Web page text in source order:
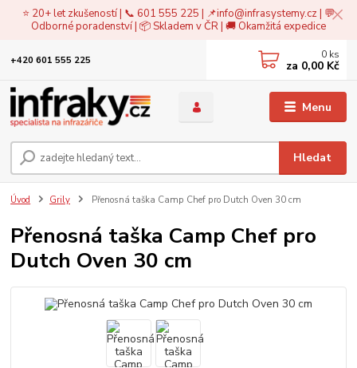
⭐ 20+ let zkušeností | 📞 601 555 225 | 📌info@infrasystemy.cz| 💬
Odborné poradenství | 📦 Skladem v ČR | 🚚 Okamžitá expedice
Menu
Hledat
+420 601 555 225 0 ks
za 0,00 Kč
Úvod Grily Přenosná taška Camp Chef pro Dutch Oven 30 cm
Přenosná taška Camp Chef pro
Dutch Oven 30 cm